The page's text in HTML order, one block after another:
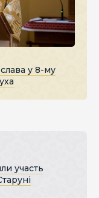
у 8-му
участь